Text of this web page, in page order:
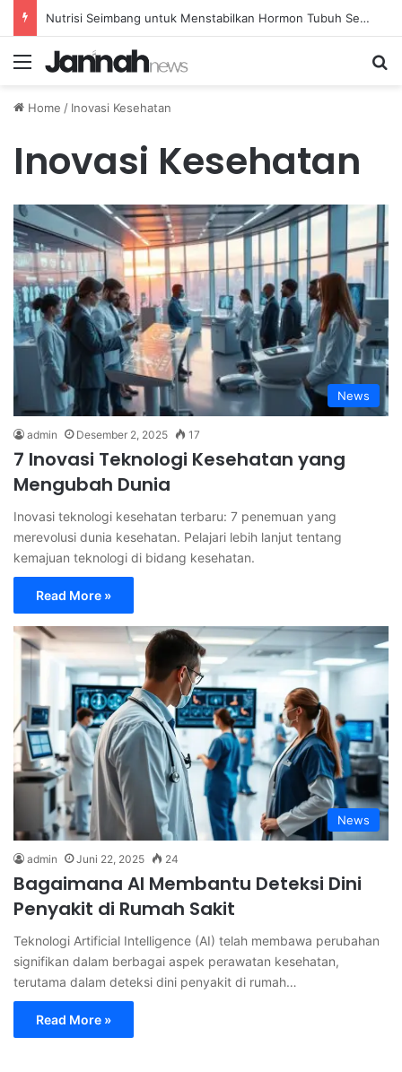
Nutrisi Seimbang untuk Menstabilkan Hormon Tubuh Secara Alami dan Aman Setiap Hari
Menu
Home / Inovasi Kesehatan
Inovasi Kesehatan
News
admin Desember 2, 2025 17
7 Inovasi Teknologi Kesehatan yang
Mengubah Dunia
Inovasi teknologi kesehatan terbaru: 7 penemuan yang
merevolusi dunia kesehatan. Pelajari lebih lanjut tentang
kemajuan teknologi di bidang kesehatan.
Read More »
News
admin Juni 22, 2025 24
Bagaimana AI Membantu Deteksi Dini
Penyakit di Rumah Sakit
Teknologi Artificial Intelligence (AI) telah membawa perubahan
signifikan dalam berbagai aspek perawatan kesehatan,
terutama dalam deteksi dini penyakit di rumah…
Read More »